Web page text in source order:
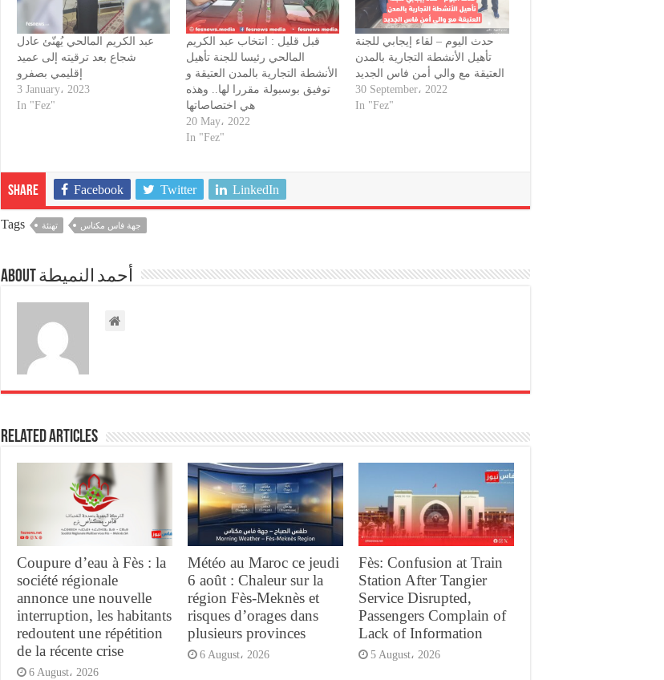
عبد الكريم المالحي يُهنّئ عادل
شجاع بعد ترقيته إلى عميد
إقليمي بصفرو
3 January، 2023
In "Fez"
قبل قليل : انتخاب عبد الكريم
المالحي رئيسا للجنة تأهيل
الأنشطة التجارية بالمدن العتيقة و
توفيق بوسبولة مقررا لها.. وهذه
هي اختصاصاتها
20 May، 2022
In "Fez"
حدث اليوم – لقاء إيجابي للجنة
تأهيل الأنشطة التجارية بالمدن
العتيقة مع والي أمن فاس الجديد
30 September، 2022
In "Fez"
Share Facebook Twitter LinkedIn
Tags تهنئة جهة فاس مكناس
About أحمد النميطة
Related Articles
Coupure d’eau à Fès : la
société régionale
annonce une nouvelle
interruption, les habitants
redoutent une répétition
de la récente crise
6 August، 2026
Météo au Maroc ce jeudi
6 août : Chaleur sur la
région Fès-Meknès et
risques d’orages dans
plusieurs provinces
6 August، 2026
Fès: Confusion at Train
Station After Tangier
Service Disrupted,
Passengers Complain of
Lack of Information
5 August، 2026